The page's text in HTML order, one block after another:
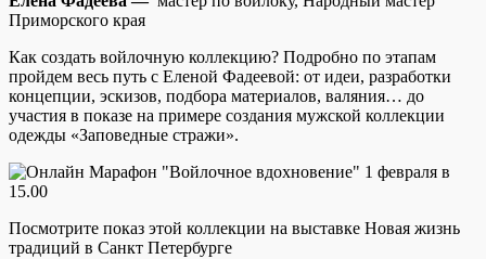
Приморского края
Как создать войлочную коллекцию? Подробно по этапам
пройдем весь путь с Еленой Фадеевой: от идеи, разработки
концепции, эскизов, подбора материалов, валяния… до
участия в показе на примере создания мужской коллекции
одежды «Заповедные стражи».
Посмотрите показ этой коллекции на выставке Новая жизнь
традиций в Санкт Петербурге